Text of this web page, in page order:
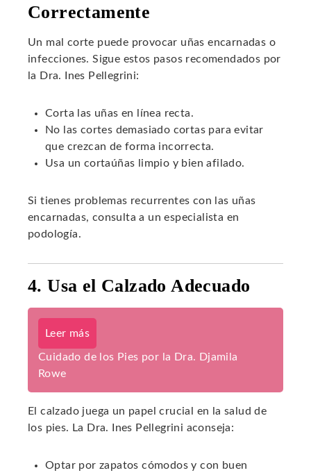
Correctamente
Un mal corte puede provocar uñas encarnadas o
infecciones. Sigue estos pasos recomendados por
la Dra. Ines Pellegrini:
Corta las uñas en línea recta.
No las cortes demasiado cortas para evitar
que crezcan de forma incorrecta.
Usa un cortaúñas limpio y bien afilado.
Si tienes problemas recurrentes con las uñas
encarnadas, consulta a un especialista en
podología.
4. Usa el Calzado Adecuado
Leer más
Cuidado de los Pies por la Dra. Djamila
Rowe
El calzado juega un papel crucial en la salud de
los pies. La Dra. Ines Pellegrini aconseja:
Optar por zapatos cómodos y con buen